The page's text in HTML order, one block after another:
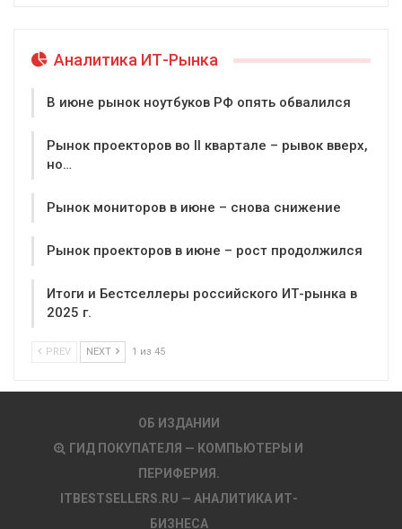
Аналитика ИТ-Рынка
В июне рынок ноутбуков РФ опять обвалился
Рынок проекторов во II квартале – рывок вверх,
но…
Рынок мониторов в июне – снова снижение
Рынок проекторов в июне – рост продолжился
Итоги и Бестселлеры российского ИТ-рынка в
2025 г.
PREV NEXT 1 из 45
ОБ ИЗДАНИИ
ГИД ПОКУПАТЕЛЯ — КОМПЬЮТЕРЫ И
ПЕРИФЕРИЯ.
ITBESTSELLERS.RU — АНАЛИТИКА ИТ-
БИЗНЕСА